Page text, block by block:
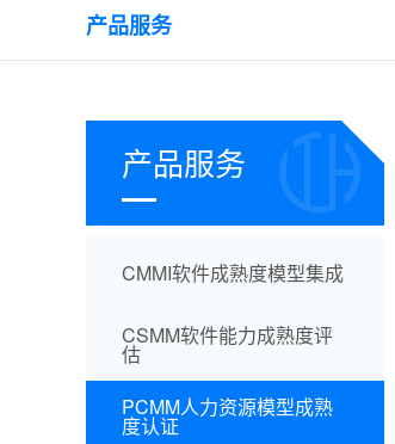
产品服务
产品服务
CMMI软件成熟度模型集成
CSMM软件能力成熟度评
估
PCMM人力资源模型成熟
度认证